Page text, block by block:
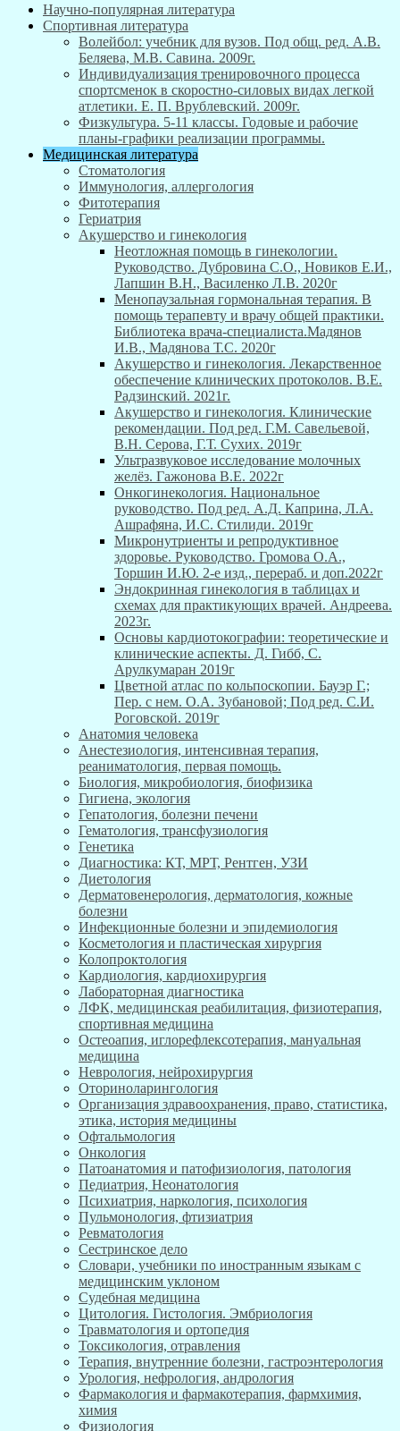
Научно-популярная литература
Спортивная литература
Волейбол: учебник для вузов. Под общ. ред. А.В.
Беляева, М.В. Савина. 2009г.
Индивидуализация тренировочного процесса
спортсменок в скоростно-силовых видах легкой
атлетики. Е. П. Врублевский. 2009г.
Физкультура. 5-11 классы. Годовые и рабочие
планы-графики реализации программы.
Медицинская литература
Стоматология
Иммунология, аллергология
Фитотерапия
Гериатрия
Акушерство и гинекология
Неотложная помощь в гинекологии.
Руководство. Дубровина С.О., Новиков Е.И.,
Лапшин В.Н., Василенко Л.В. 2020г
Менопаузальная гормональная терапия. В
помощь терапевту и врачу общей практики.
Библиотека врача-специалиста.Мадянов
И.В., Мадянова Т.С. 2020г
Акушерство и гинекология. Лекарственное
обеспечение клинических протоколов. В.Е.
Радзинский. 2021г.
Акушерство и гинекология. Клинические
рекомендации. Под ред. Г.М. Савельевой,
В.Н. Серова, Г.Т. Сухих. 2019г
Ультразвуковое исследование молочных
желёз. Гажонова В.Е. 2022г
Онкогинекология. Национальное
руководство. Под ред. А.Д. Каприна, Л.А.
Ашрафяна, И.С. Стилиди. 2019г
Микронутриенты и репродуктивное
здоровье. Руководство. Громова О.А.,
Торшин И.Ю. 2-е изд., перераб. и доп.2022г
Эндокринная гинекология в таблицах и
схемах для практикующих врачей. Андреева.
2023г.
Основы кардиотокографии: теоретические и
клинические аспекты. Д. Гибб, С.
Арулкумаран 2019г
Цветной атлас по кольпоскопии. Бауэр Г.;
Пер. с нем. О.А. Зубановой; Под ред. С.И.
Роговской. 2019г
Анатомия человека
Анестезиология, интенсивная терапия,
реаниматология, первая помощь.
Биология, микробиология, биофизика
Гигиена, экология
Гепатология, болезни печени
Гематология, трансфузиология
Генетика
Диагностика: КТ, МРТ, Рентген, УЗИ
Диетология
Дерматовенерология, дерматология, кожные
болезни
Инфекционные болезни и эпидемиология
Косметология и пластическая хирургия
Колопроктология
Кардиология, кардиохирургия
Лабораторная диагностика
ЛФК, медицинская реабилитация, физиотерапия,
спортивная медицина
Остеоапия, иглорефлексотерапия, мануальная
медицина
Неврология, нейрохирургия
Оториноларингология
Организация здравоохранения, право, статистика,
этика, история медицины
Офтальмология
Онкология
Патоанатомия и патофизиология, патология
Педиатрия, Неонатология
Психиатрия, наркология, психология
Пульмонология, фтизиатрия
Ревматология
Сестринское дело
Словари, учебники по иностранным языкам с
медицинским уклоном
Судебная медицина
Цитология. Гистология. Эмбриология
Травматология и ортопедия
Токсикология, отравления
Терапия, внутренние болезни, гастроэнтерология
Урология, нефрология, андрология
Фармакология и фармакотерапия, фармхимия,
химия
Физиология